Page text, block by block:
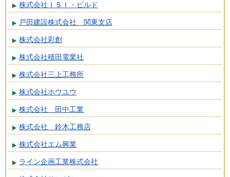
株式会社ＩＳＩ・ビルド
戸田建設株式会社 関東支店
株式会社彩創
株式会社積田電業社
株式会社三上工務所
株式会社ホウユウ
株式会社 田中工業
株式会社 鈴木工務店
株式会社エム興業
ライン企画工業株式会社